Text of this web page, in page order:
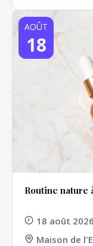
AOÛT
18
Routine nature
18 août
Maison de